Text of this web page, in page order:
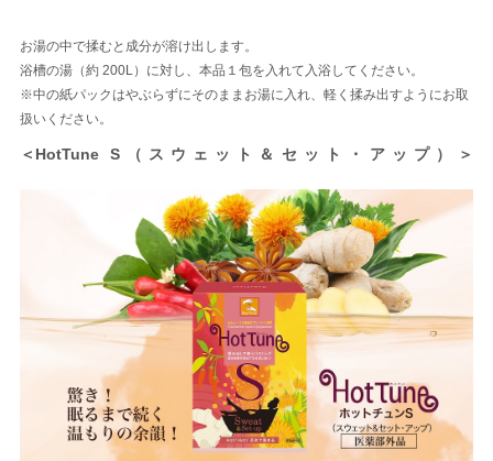
お湯の中で揉むと成分が溶け出します。
浴槽の湯（約 200L）に対し、本品１包を入れて入浴してください。
※中の紙パックはやぶらずにそのままお湯に入れ、軽く揉み出すようにお取
扱いください。
＜HotTune S（スウェット＆セット・アップ）＞​